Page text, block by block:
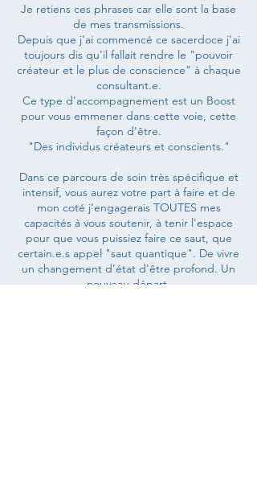
Je retiens ces phrases car elle sont la base
de mes transmissions.
Depuis que j'ai commencé ce sacerdoce j'ai
toujours dis qu'il fallait rendre le "pouvoir
créateur et le plus de conscience" à chaque
consultant.e.
Ce type d'accompagnement est un Boost
pour vous emmener dans cette voie, cette
façon d'être.
"Des individus créateurs et conscients."
Dans ce parcours de soin très spécifique et
intensif, vous aurez votre part à faire et de
mon coté j'engagerais TOUTES mes
capacités à vous soutenir, à tenir l'espace
pour que vous puissiez faire ce saut, que
certain.e.s appel "saut quantique". De vivre
un changement d'état d'être profond. Un
nouveau départ.